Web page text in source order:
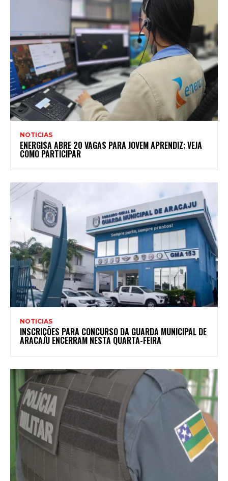
NOTICIAS
ENERGISA ABRE 20 VAGAS PARA JOVEM APRENDIZ; VEJA
COMO PARTICIPAR
NOTICIAS
INSCRIÇÕES PARA CONCURSO DA GUARDA MUNICIPAL DE
ARACAJU ENCERRAM NESTA QUARTA-FEIRA